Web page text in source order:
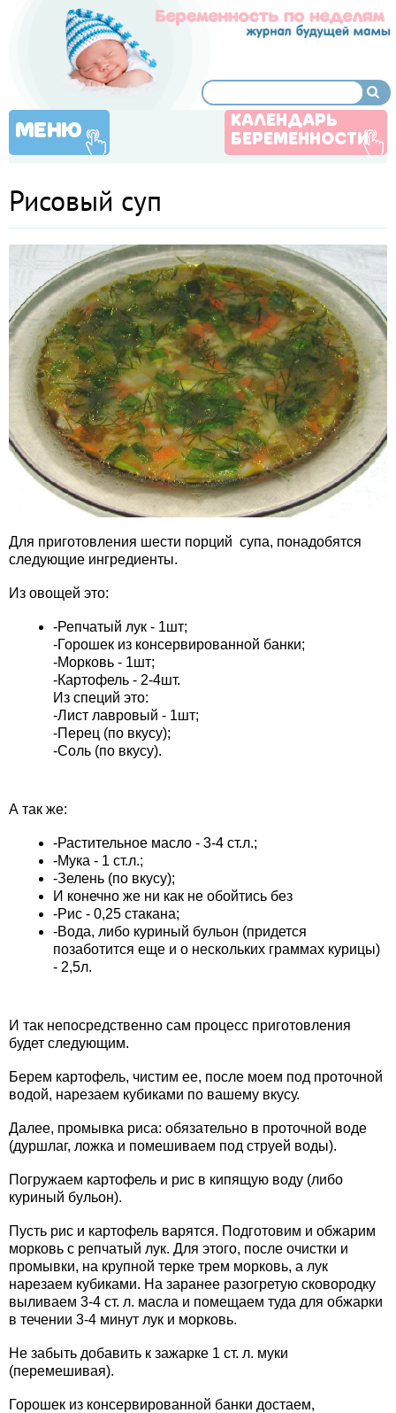
МЕНЮ
КАЛЕНДАРЬ
БЕРЕМЕННОСТИ
Рисовый суп
Для приготовления шести порций супа, понадобятся
следующие ингредиенты.
Из овощей это:
-Репчатый лук - 1шт;
-Горошек из консервированной банки;
-Морковь - 1шт;
-Картофель - 2-4шт.
Из специй это:
-Лист лавровый - 1шт;
-Перец (по вкусу);
-Соль (по вкусу).
А так же:
-Растительное масло - 3-4 ст.л.;
-Мука - 1 ст.л.;
-Зелень (по вкусу);
И конечно же ни как не обойтись без
-Рис - 0,25 стакана;
-Вода, либо куриный бульон (придется
позаботится еще и о нескольких граммах курицы)
- 2,5л.
И так непосредственно сам процесс приготовления
будет следующим.
Берем картофель, чистим ее, после моем под проточной
водой, нарезаем кубиками по вашему вкусу.
Далее, промывка риса: обязательно в проточной воде
(дуршлаг, ложка и помешиваем под струей воды).
Погружаем картофель и рис в кипящую воду (либо
куриный бульон).
Пусть рис и картофель варятся. Подготовим и обжарим
морковь с репчатый лук. Для этого, после очистки и
промывки, на крупной терке трем морковь, а лук
нарезаем кубиками. На заранее разогретую сковородку
выливаем 3-4 ст. л. масла и помещаем туда для обжарки
в течении 3-4 минут лук и морковь.
Не забыть добавить к зажарке 1 ст. л. муки
(перемешивая).
Горошек из консервированной банки достаем,